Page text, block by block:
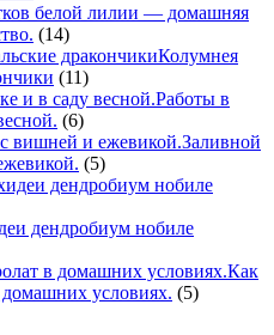
белой лилии — домашняя
(14)
Колумнея
(11)
Работы в
(6)
Заливной
(5)
дендробиум нобиле
Как
домашних условиях. (5)